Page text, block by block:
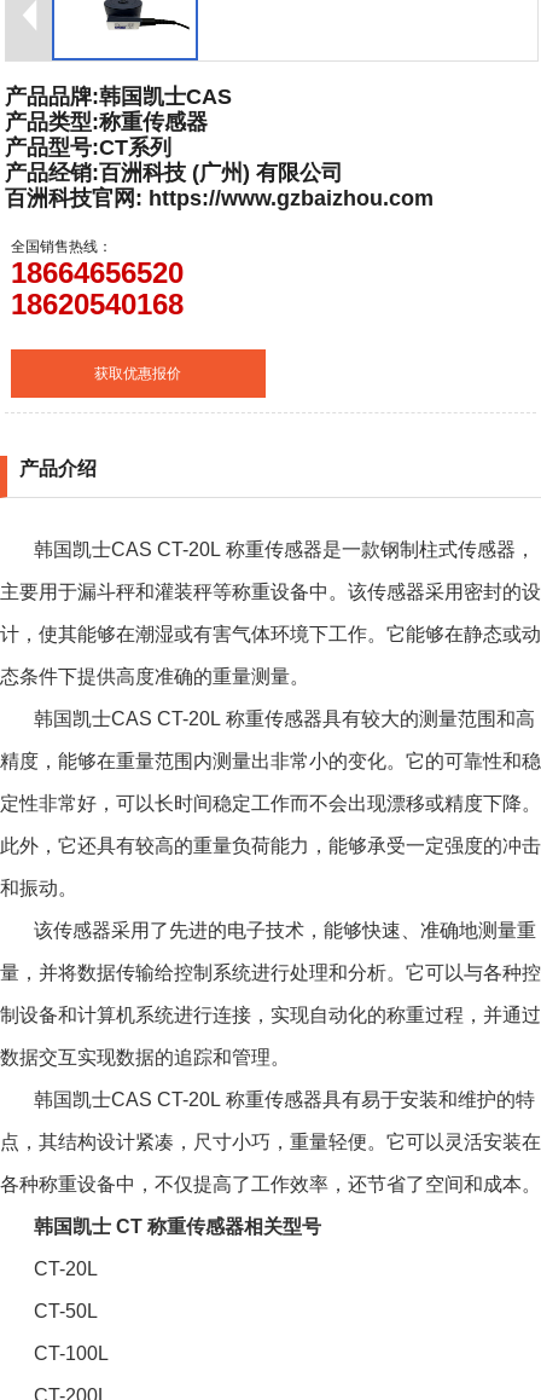
产品品牌:韩国凯士CAS
产品类型:称重传感器
产品型号:CT系列
产品经销:百洲科技 (广州) 有限公司
百洲科技官网: https://www.gzbaizhou.com
全国销售热线：
18664656520
18620540168
获取优惠报价
产品介绍
韩国凯士CAS CT-20L 称重传感器是一款钢制柱式传感器，
主要用于漏斗秤和灌装秤等称重设备中。该传感器采用密封的设
计，使其能够在潮湿或有害气体环境下工作。它能够在静态或动
态条件下提供高度准确的重量测量。
韩国凯士CAS CT-20L 称重传感器具有较大的测量范围和高
精度，能够在重量范围内测量出非常小的变化。它的可靠性和稳
定性非常好，可以长时间稳定工作而不会出现漂移或精度下降。
此外，它还具有较高的重量负荷能力，能够承受一定强度的冲击
和振动。
该传感器采用了先进的电子技术，能够快速、准确地测量重
量，并将数据传输给控制系统进行处理和分析。它可以与各种控
制设备和计算机系统进行连接，实现自动化的称重过程，并通过
数据交互实现数据的追踪和管理。
韩国凯士CAS CT-20L 称重传感器具有易于安装和维护的特
点，其结构设计紧凑，尺寸小巧，重量轻便。它可以灵活安装在
各种称重设备中，不仅提高了工作效率，还节省了空间和成本。
韩国凯士 CT 称重传感器相关型号
CT-20L
CT-50L
CT-100L
CT-200L